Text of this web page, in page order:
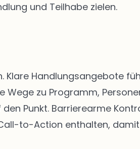
und Teilhabe zielen.
Klare Handlungsangebote
Wege zu Programm,
Punkt. Barrierearme
to-Action enthalten, damit